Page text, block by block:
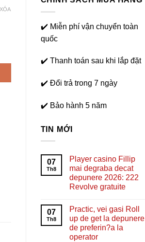
✔️ Miễn phí vận chuyển toàn
quốc
✔️ Thanh toán sau khi lắp đặt
✔️ Đổi trả trong 7 ngày
✔️ Bảo hành 5 năm
TIN MỚI
07
Th8
Player casino Fillip
mai degraba decat
depunere 2026: 222
Revolve gratuite
07
Th8
Practic, vei gasi Roll
up de get la depunere
de preferin?a la
operator
XÓA